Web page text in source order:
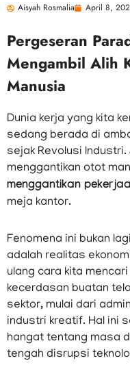
Aisyah Rosmalia April 8,
Pergeseran
Mengambil Alih
Manusia
Dunia kerja yang kita
sedang berada di
sejak Revolusi
menggantikan otot
menggantikan
meja kantor.
Fenomena ini bukan
adalah realitas
ulang cara kita
kecerdasan buatan
sektor, mulai dari
industri kreatif. Hal ini
hangat tentang masa
tengah disrupsi